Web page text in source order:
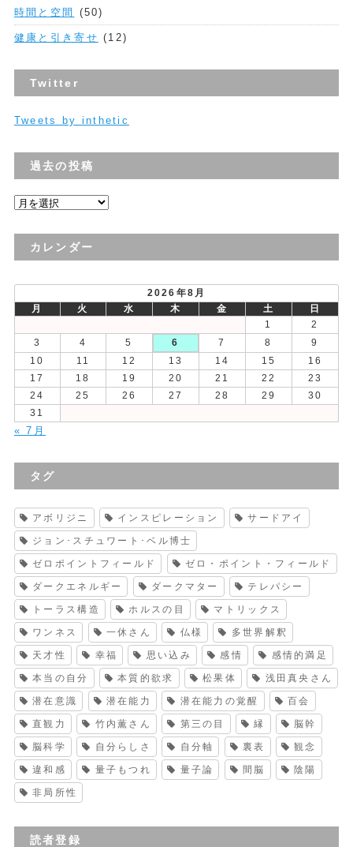
時間と空間 (50)
健康と引き寄せ (12)
Twitter
Tweets by inthetic
過去の投稿
過
の
カレンダー
2026年8月
月
火 水 木 金 土
日
1
2
3
4 5 6 7 8
9
10
11 12 13 14 15
16
17
18 19 20 21 22
23
24
25 26 27 28 29
30
31
« 7月
タグ
アボリジニ インスピレーション サードアイ
ジョン･スチュワート･ベル博士
ゼロポイントフィールド ゼロ・ポイント・フィールド
ダークエネルギー ダークマター テレパシー
トーラス構造 ホルスの目 マトリックス
ワンネス 一休さん 仏様 多世界解釈
天才性 幸福 思い込み 感情 感情的満足
本当の自分 本質的欲求 松果体 浅田真央さん
潜在意識 潜在能力 潜在能力の覚醒 百会
直観力 竹内薫さん 第三の目 縁 脳幹
脳科学 自分らしさ 自分軸 裏表 観念
違和感 量子もつれ 量子論 間脳 陰陽
非局所性
読者登録